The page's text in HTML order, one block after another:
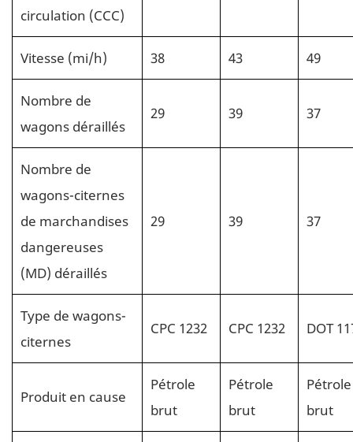
circulation (CCC)
Vitesse (mi/h) 38 43 49
Nombre de
wagons déraillés
29 39 37
Nombre de
wagons-citernes
de marchandises
dangereuses
(MD) déraillés
29 39 37
Type de wagons-
citernes
CPC 1232 CPC 1232 DOT
Produit en cause
Pétrole
brut
Pétrole
brut
Pétrole
brut